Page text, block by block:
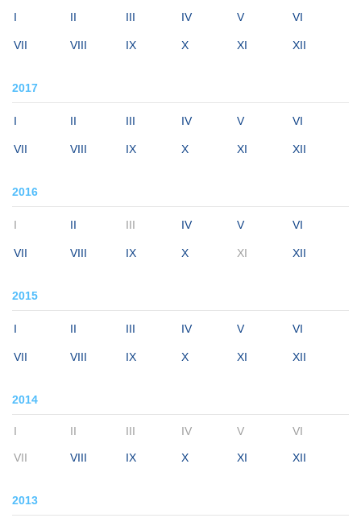
I II III IV V VI
VII VIII IX X XI XII
2017
I II III IV V VI
VII VIII IX X XI XII
2016
I II III IV V VI
VII VIII IX X XI XII
2015
I II III IV V VI
VII VIII IX X XI XII
2014
I II III IV V VI
VII VIII IX X XI XII
2013